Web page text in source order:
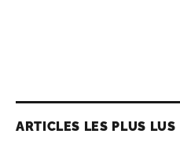
ARTICLES LES PLUS LUS